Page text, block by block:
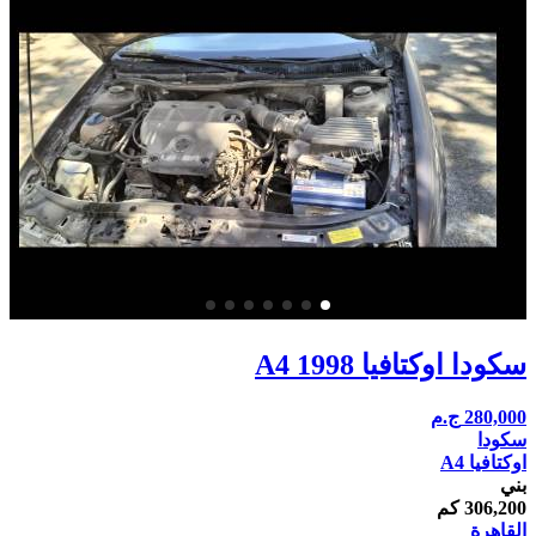
سكودا اوكتافيا A4 1998
280,000 ج.م
سكودا
اوكتافيا A4
بني
306,200 كم
القاهرة